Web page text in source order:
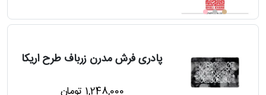
پادری فرش مدرن زرباف طرح اریکا
1,248,000 تومان